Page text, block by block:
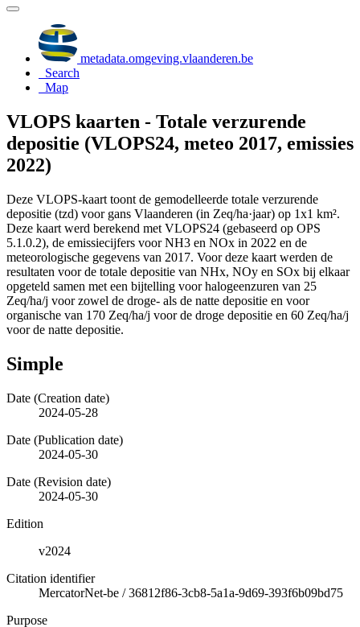
metadata.omgeving.vlaanderen.be
Search
Map
VLOPS kaarten - Totale verzurende
depositie (VLOPS24, meteo 2017, emissies
2022)
Deze VLOPS-kaart toont de gemodelleerde totale verzurende
depositie (tzd) voor gans Vlaanderen (in Zeq/ha·jaar) op 1x1 km².
Deze kaart werd berekend met VLOPS24 (gebaseerd op OPS
5.1.0.2), de emissiecijfers voor NH3 en NOx in 2022 en de
meteorologische gegevens van 2017. Voor deze kaart werden de
resultaten voor de totale depositie van NHx, NOy en SOx bij elkaar
opgeteld samen met een bijtelling voor halogeenzuren van 25
Zeq/ha/j voor zowel de droge- als de natte depositie en voor
organische van 170 Zeq/ha/j voor de droge depositie en 60 Zeq/ha/j
voor de natte depositie.
Simple
Date (Creation date)
2024-05-28
Date (Publication date)
2024-05-30
Date (Revision date)
2024-05-30
Edition
v2024
Citation identifier
MercatorNet-be /36812f86-3cb8-5a1a-9d69-393f6b09bd75
Purpose